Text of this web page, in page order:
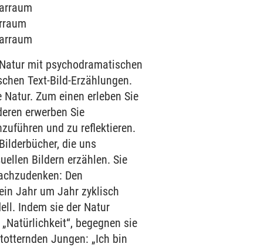
mit psychodramatischen
Text-Bild-Erzählungen.
Zum einen erleben Sie
erwerben Sie
und zu reflektieren.
die uns
Bildern erzählen. Sie
Den
Jahr um Jahr zyklisch
Indem sie der Natur
begegnen sie
Jungen: „Ich bin